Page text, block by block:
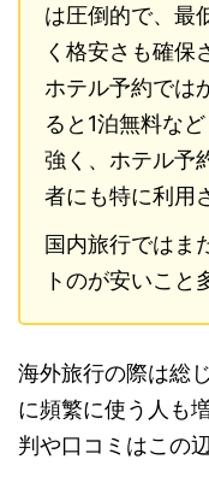
は圧倒的で、最
く格安さも確保
ホテル予約では
ると1泊無料な
強く、ホテル予
者にも特に利用
国内旅行ではま
トのが安いこと
海外旅行の際は総
に頻繁に使う人も
判や口コミはこの